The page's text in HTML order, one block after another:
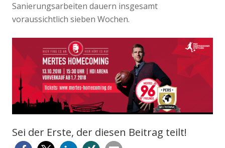
Sanierungsarbeiten dauern insgesamt
voraussichtlich sieben Wochen.
Sei der Erste, der diesen Beitrag teilt!